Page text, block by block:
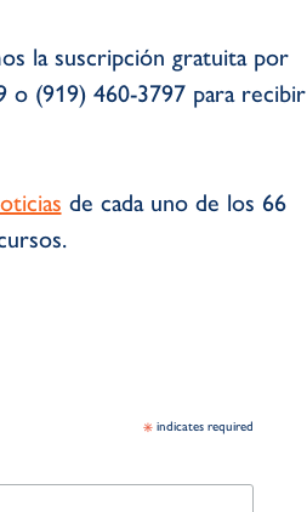
la suscripción gratuita por
o (919) 460-3797 para recibir
de cada uno de los 66
*indicates required